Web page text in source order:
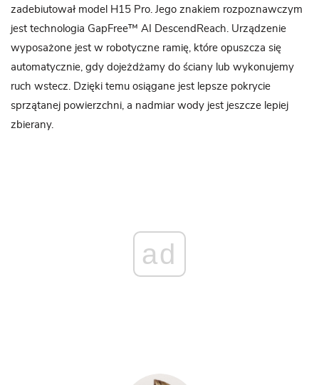
zadebiutował model H15 Pro. Jego znakiem rozpoznawczym
jest technologia GapFree™ AI DescendReach. Urządzenie
wyposażone jest w robotyczne ramię, które opuszcza się
automatycznie, gdy dojeżdżamy do ściany lub wykonujemy
ruch wstecz. Dzięki temu osiągane jest lepsze pokrycie
sprzątanej powierzchni, a nadmiar wody jest jeszcze lepiej
zbierany.
ad